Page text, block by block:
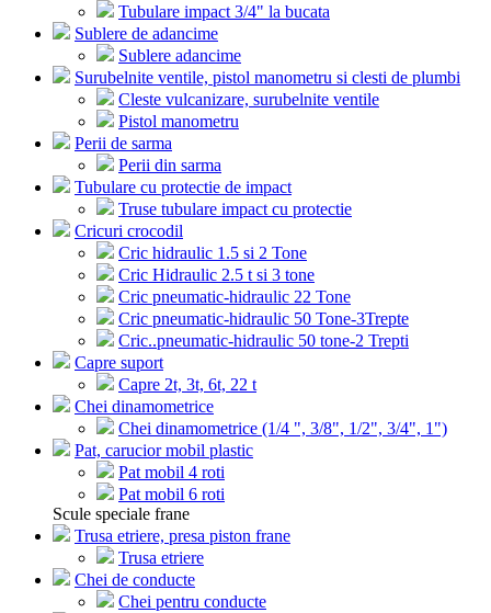
Tubulare impact 3/4" la bucata
Sublere de adancime
Sublere adancime
Surubelnite ventile, pistol manometru si clesti de plumbi
Cleste vulcanizare, surubelnite ventile
Pistol manometru
Perii de sarma
Perii din sarma
Tubulare cu protectie de impact
Truse tubulare impact cu protectie
Cricuri crocodil
Cric hidraulic 1.5 si 2 Tone
Cric Hidraulic 2.5 t si 3 tone
Cric pneumatic-hidraulic 22 Tone
Cric pneumatic-hidraulic 50 Tone-3Trepte
Cric..pneumatic-hidraulic 50 tone-2 Trepti
Capre suport
Capre 2t, 3t, 6t, 22 t
Chei dinamometrice
Chei dinamometrice (1/4 ", 3/8", 1/2", 3/4", 1")
Pat, carucior mobil plastic
Pat mobil 4 roti
Pat mobil 6 roti
Scule speciale frane
Trusa etriere, presa piston frane
Trusa etriere
Chei de conducte
Chei pentru conducte